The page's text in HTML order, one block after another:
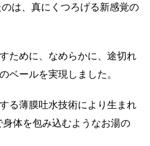
は、真にくつろげる新感覚の
ために、なめらかに、途切れ
ベールを実現しました。
る薄膜吐水技術により生まれ
体を包み込むようなお湯の